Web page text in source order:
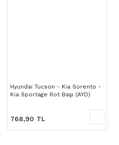
Hyundai Tucson - Kia Sorento -
Kia Sportage Rot Başı (AYD)
768,90 TL